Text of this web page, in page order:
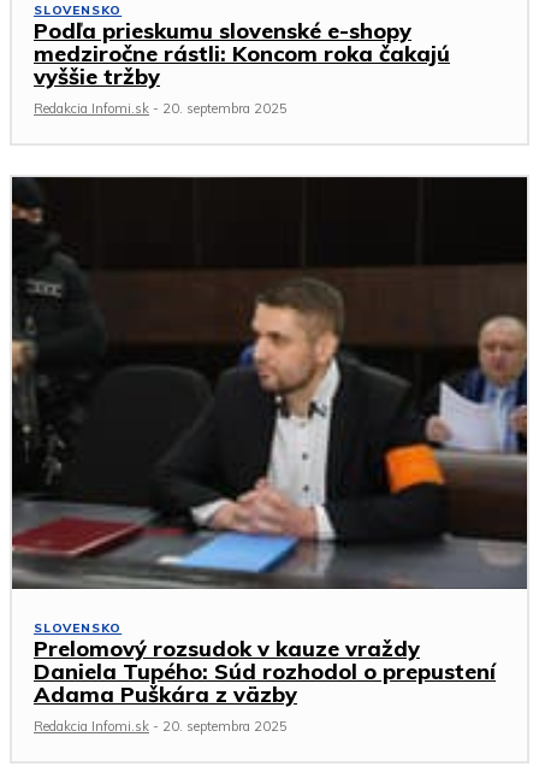
SLOVENSKO
Podľa prieskumu slovenské e-shopy
medziročne rástli: Koncom roka čakajú
vyššie tržby
Redakcia Infomi.sk - 20. septembra 2025
SLOVENSKO
Prelomový rozsudok v kauze vraždy
Daniela Tupého: Súd rozhodol o prepustení
Adama Puškára z väzby
Redakcia Infomi.sk - 20. septembra 2025